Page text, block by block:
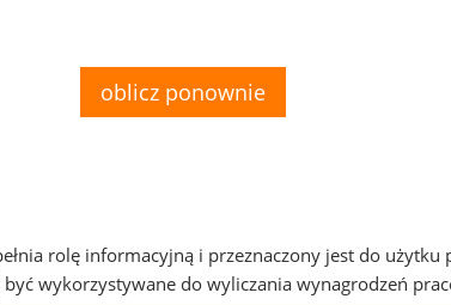
oblicz ponownie
rolę informacyjną i przeznaczony jest do użytku
wykorzystywane do wyliczania wynagrodzeń